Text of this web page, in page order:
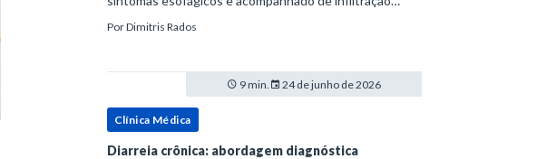
dentro do espectro da doença do refluxo gastr
PorDimitris Rados
9 min. 24 de junho de 2026
Clínica Médica
Diarreia crônica: abordagem diagnóstica